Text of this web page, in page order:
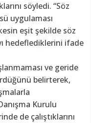
söyledi. “Söz
uygulaması
eşit şekilde söz
hedeflediklerini ifade
ve geride
belirterek,
Kurulu
de çalıştıklarını